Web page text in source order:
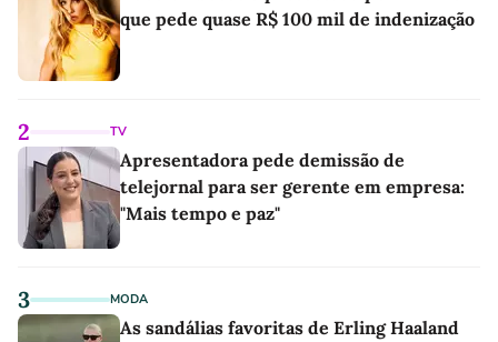
que pede quase R$ 100 mil de indenização
2 TV
Apresentadora pede demissão de
telejornal para ser gerente em empresa:
"Mais tempo e paz"
3 MODA
As sandálias favoritas de Erling Haaland